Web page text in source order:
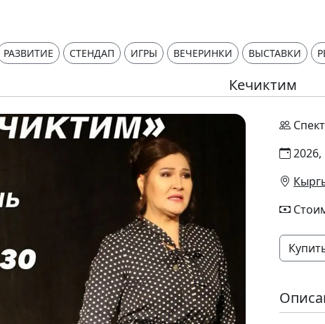
РАЗВИТИЕ СТЕНДАП ИГРЫ ВЕЧЕРИНКИ ВЫСТАВКИ
Кечиктим